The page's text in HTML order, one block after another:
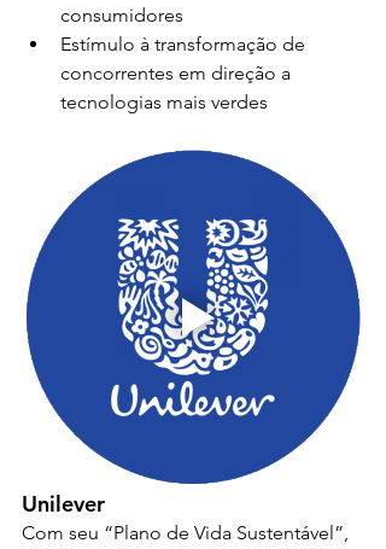
consumidores
Estímulo à transformação de
concorrentes em direção a
tecnologias mais verdes
Unilever
Com seu “Plano de Vida Sustentável”,